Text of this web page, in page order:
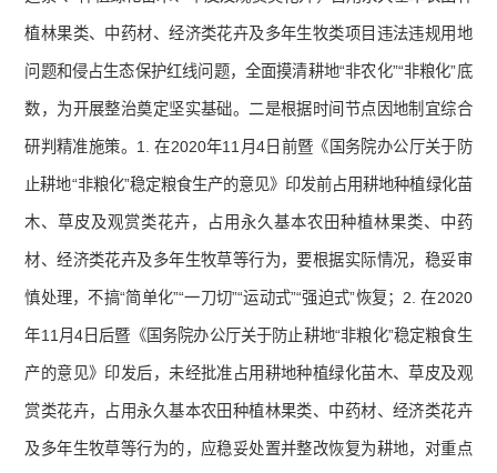
植林果类、中药材、经济类花卉及多年生牧类项目违法违规用地
问题和侵占生态保护红线问题，全面摸清耕地“非农化”“非粮化”底
数，为开展整治奠定坚实基础。二是根据时间节点因地制宜综合
研判精准施策。1. 在2020年11月4日前暨《国务院办公厅关于防
止耕地“非粮化”稳定粮食生产的意见》印发前占用耕地种植绿化苗
木、草皮及观赏类花卉，占用永久基本农田种植林果类、中药
材、经济类花卉及多年生牧草等行为，要根据实际情况，稳妥审
慎处理，不搞“简单化”“一刀切”“运动式”“强迫式”恢复；2. 在2020
年11月4日后暨《国务院办公厅关于防止耕地“非粮化”稳定粮食生
产的意见》印发后，未经批准占用耕地种植绿化苗木、草皮及观
赏类花卉，占用永久基本农田种植林果类、中药材、经济类花卉
及多年生牧草等行为的，应稳妥处置并整改恢复为耕地，对重点